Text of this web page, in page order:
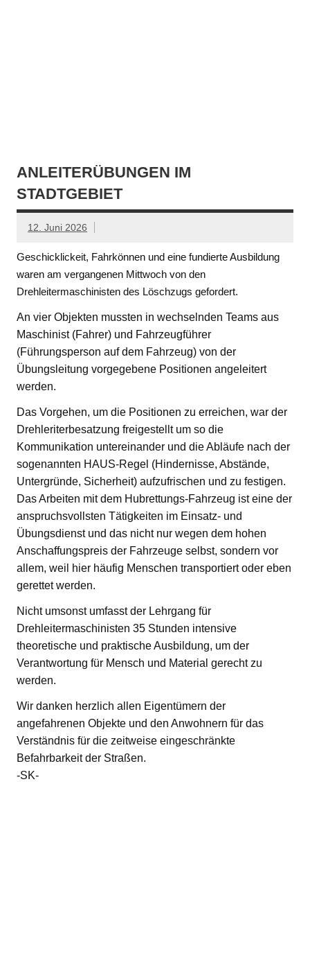
ANLEITERÜBUNGEN IM
STADTGEBIET
12. Juni 2026
Geschicklickeit, Fahrkönnen und eine fundierte Ausbildung
waren am vergangenen Mittwoch von den
Drehleitermaschinisten des Löschzugs gefordert.
An vier Objekten mussten in wechselnden Teams aus
Maschinist (Fahrer) und Fahrzeugführer
(Führungsperson auf dem Fahrzeug) von der
Übungsleitung vorgegebene Positionen angeleitert
werden.
Das Vorgehen, um die Positionen zu erreichen, war der
Drehleriterbesatzung freigestellt um so die
Kommunikation untereinander und die Abläufe nach der
sogenannten HAUS-Regel (Hindernisse, Abstände,
Untergründe, Sicherheit) aufzufrischen und zu festigen.
Das Arbeiten mit dem Hubrettungs-Fahrzeug ist eine der
anspruchsvollsten Tätigkeiten im Einsatz- und
Übungsdienst und das nicht nur wegen dem hohen
Anschaffungspreis der Fahrzeuge selbst, sondern vor
allem, weil hier häufig Menschen transportiert oder eben
gerettet werden.
Nicht umsonst umfasst der Lehrgang für
Drehleitermaschinisten 35 Stunden intensive
theoretische und praktische Ausbildung, um der
Verantwortung für Mensch und Material gerecht zu
werden.
Wir danken herzlich allen Eigentümern der
angefahrenen Objekte und den Anwohnern für das
Verständnis für die zeitweise eingeschränkte
Befahrbarkeit der Straßen.
-SK-